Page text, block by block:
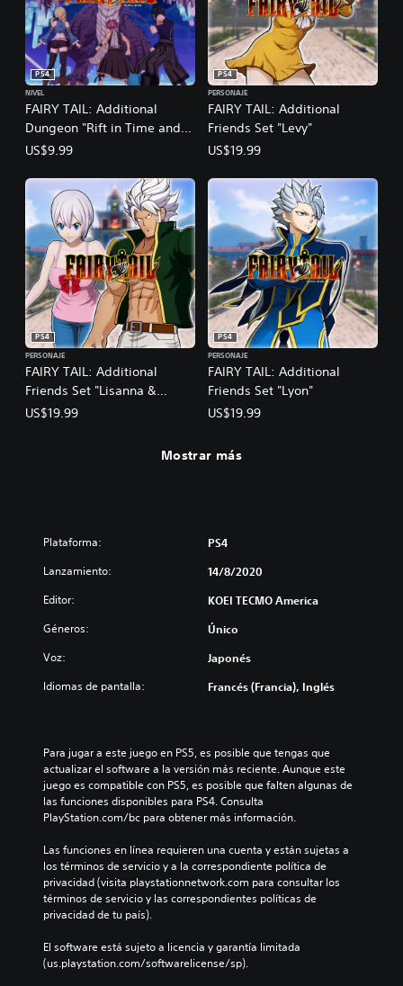
FAIRY TAIL: Additional
Dungeon "Rift in Time and
Space"
PS4
NIVEL
US$9.99
FAIRY TAIL: Additional
Friends Set "Levy"
PS4
PERSONAJE
US$19.99
FAIRY TAIL: Additional
Friends Set "Lisanna &
Elfman"
PS4
PERSONAJE
US$19.99
FAIRY TAIL: Additional
Friends Set "Lyon"
PS4
PERSONAJE
US$19.99
Mostrar más
Plataforma: PS4
Lanzamiento: 14/8/2020
Editor: KOEI TECMO America
Géneros: Único
Voz: Japonés
Idiomas de pantalla: Francés (Francia), Inglés
Para jugar a este juego en PS5, es posible que tengas que
actualizar el software a la versión más reciente. Aunque este
juego es compatible con PS5, es posible que falten algunas de
las funciones disponibles para PS4. Consulta
PlayStation.com/bc para obtener más información.
Las funciones en línea requieren una cuenta y están sujetas a
los términos de servicio y a la correspondiente política de
privacidad (visita playstationnetwork.com para consultar los
términos de servicio y las correspondientes políticas de
privacidad de tu país).
El software está sujeto a licencia y garantía limitada
(us.playstation.com/softwarelicense/sp).